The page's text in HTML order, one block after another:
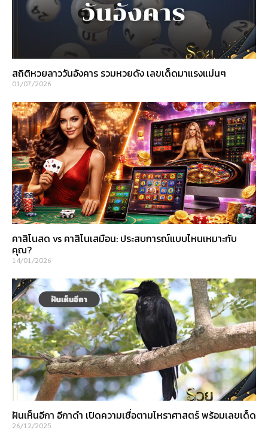
สถิติหวยลาววันอังคาร รวมหวยดัง เลขเด็ดมาแรงแม่นๆ
01/07/2026
คาสิโนสด vs คาสิโนเสมือน: ประสบการณ์แบบไหนเหมาะกับ
คุณ?
14/01/2026
ฝันเห็นอีกา อีกาดำ เปิดความเชื่อตามโหราศาสตร์ พร้อมเลขเด็ด
26/12/2025